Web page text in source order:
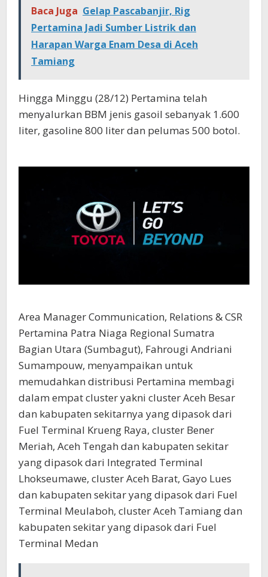
Baca Juga Gelap Pascabanjir, Rig
Pertamina Jadi Sumber Listrik dan
Harapan Warga Enam Desa di Aceh
Tamiang
Hingga Minggu (28/12) Pertamina telah
menyalurkan BBM jenis gasoil sebanyak 1.600
liter, gasoline 800 liter dan pelumas 500 botol.
Area Manager Communication, Relations & CSR
Pertamina Patra Niaga Regional Sumatra
Bagian Utara (Sumbagut), Fahrougi Andriani
Sumampouw, menyampaikan untuk
memudahkan distribusi Pertamina membagi
dalam empat cluster yakni cluster Aceh Besar
dan kabupaten sekitarnya yang dipasok dari
Fuel Terminal Krueng Raya, cluster Bener
Meriah, Aceh Tengah dan kabupaten sekitar
yang dipasok dari Integrated Terminal
Lhokseumawe, cluster Aceh Barat, Gayo Lues
dan kabupaten sekitar yang dipasok dari Fuel
Terminal Meulaboh, cluster Aceh Tamiang dan
kabupaten sekitar yang dipasok dari Fuel
Terminal Medan